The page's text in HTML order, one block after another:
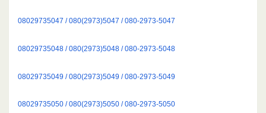
08029735047 / 080(2973)5047 / 080-2973-5047
08029735048 / 080(2973)5048 / 080-2973-5048
08029735049 / 080(2973)5049 / 080-2973-5049
08029735050 / 080(2973)5050 / 080-2973-5050